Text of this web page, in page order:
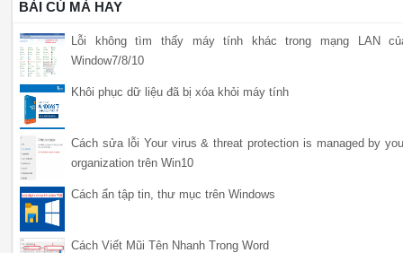
BÀI CỦ MÀ HAY
Lỗi không tìm thấy máy tính khác trong mạng LAN
Window7/8/10
Khôi phục dữ liệu đã bị xóa khỏi máy tính
Cách sửa lỗi Your virus & threat protection is managed by
organization trên Win10
Cách ẩn tập tin, thư mục trên Windows
Cách Viết Mũi Tên Nhanh Trong Word